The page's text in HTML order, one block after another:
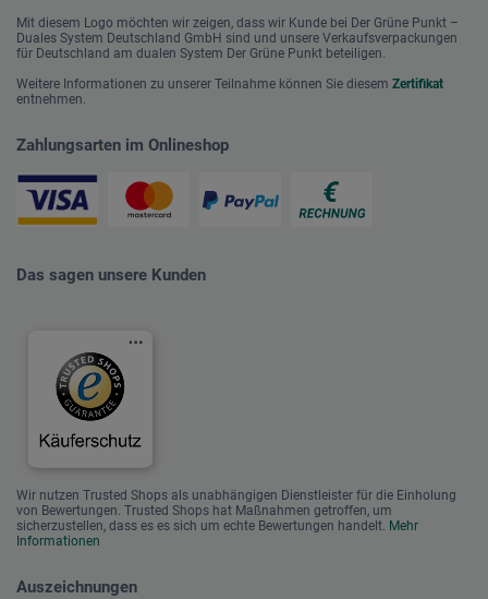
Mit diesem Logo möchten wir zeigen, dass wir Kunde bei Der Grüne Punkt –
Duales System Deutschland GmbH sind und unsere Verkaufsverpackungen
für Deutschland am dualen System Der Grüne Punkt beteiligen.
Weitere Informationen zu unserer Teilnahme können Sie diesem Zertifikat
entnehmen.
Zahlungsarten im Onlineshop
Das sagen unsere Kunden
Wir nutzen Trusted Shops als unabhängigen Dienstleister für die Einholung
von Bewertungen. Trusted Shops hat Maßnahmen getroffen, um
sicherzustellen, dass es es sich um echte Bewertungen handelt. Mehr
Informationen
Auszeichnungen